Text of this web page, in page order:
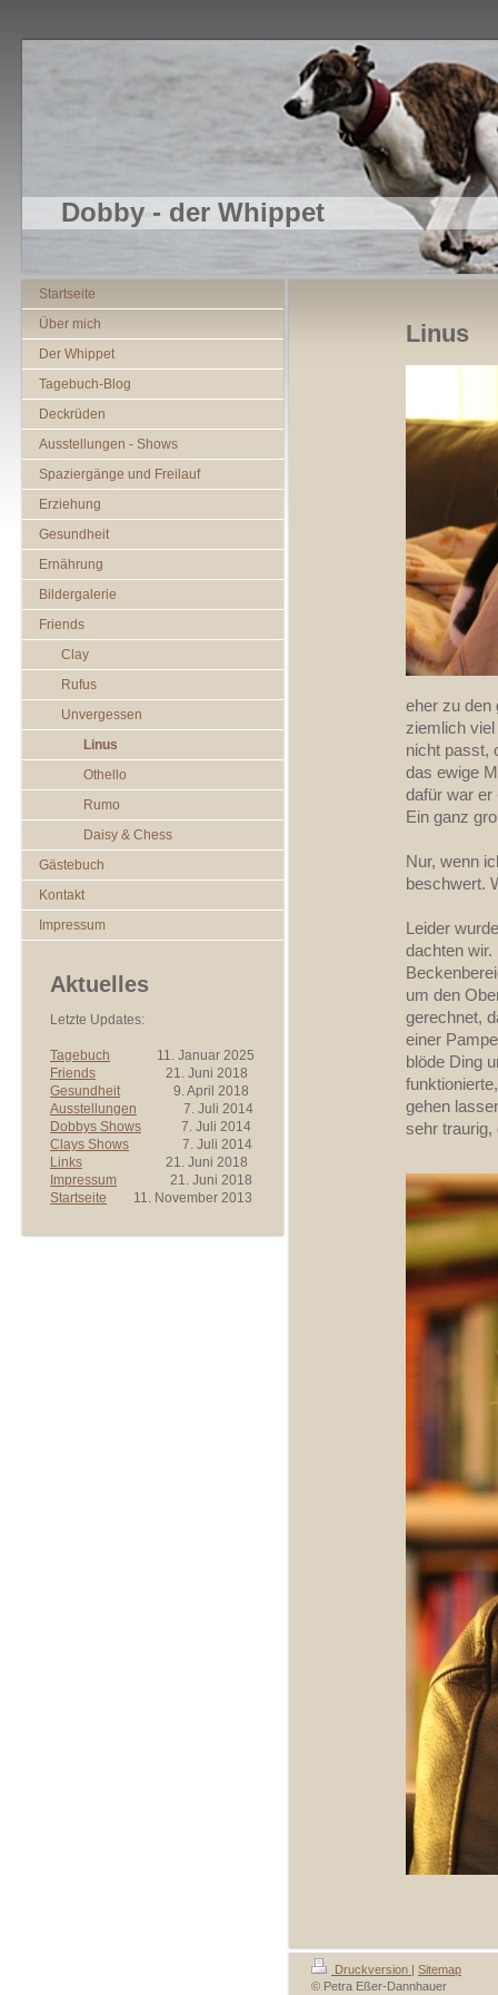
Dobby - der Whippet
Startseite
Über mich
Der Whippet
Tagebuch-Blog
Deckrüden
Ausstellungen - Shows
Spaziergänge und Freilauf
Erziehung
Gesundheit
Ernährung
Bildergalerie
Friends
Clay
Rufus
Unvergessen
Linus
Othello
Rumo
Daisy & Chess
Gästebuch
Kontakt
Impressum
Aktuelles
Letzte Updates:
Tagebuch 11. Januar 2025
Friends 21. Juni 2018
Gesundheit9. April 2018
Ausstellungen 7. Juli 2014
Dobbys Shows 7. Juli 2014
Clays Shows 7. Juli 2014
Links 21. Juni 2018
Impressum 21. Juni 2018
Startseite 11. November 2013
Linus
eher zu den
ziemlich
nicht passt,
das ewige
dafür war er
Ein ganz
Nur, wenn
beschwert.
Leider
dachten wir.
um den
gerechnet,
einer
blöde Ding
gehen
sehr traurig,
Druckversion | Sitemap
© Petra Eßer-Dannhauer